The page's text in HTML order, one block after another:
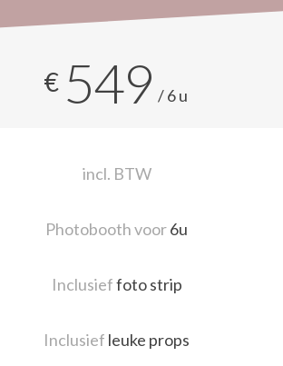
€ 549 /6u
incl. BTW
Photobooth voor6u
Inclusieffoto strip
Inclusief leuke props